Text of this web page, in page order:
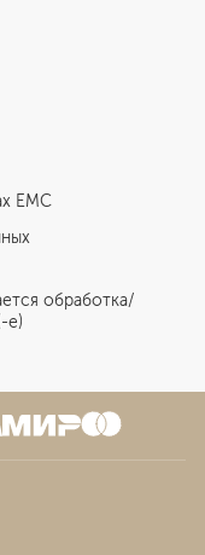
EMC
обработка/
е)